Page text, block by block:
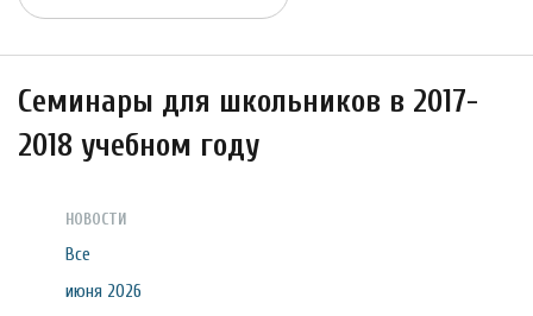
Семинары для школьников в 2017-
2018 учебном году
НОВОСТИ
Все
июня 2026